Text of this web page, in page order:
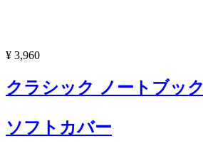
¥ 3,960
クラシック ノートブック
ソフトカバー